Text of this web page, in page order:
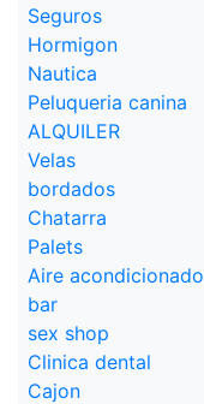
Seguros
Hormigon
Nautica
Peluqueria canina
ALQUILER
Velas
bordados
Chatarra
Palets
Aire acondicionado
bar
sex shop
Clinica dental
Cajon